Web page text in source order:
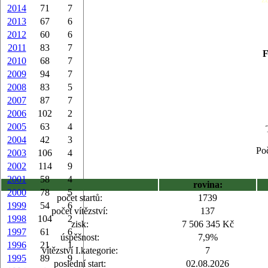
2014
71
7
2013
67
6
2012
60
6
2011
83
7
2010
68
7
2009
94
7
2008
83
5
2007
87
7
2006
102
2
2005
63
4
2004
42
3
2003
106
4
2002
114
9
2001
58
4
2000
78
5
1999
54
6
1998
104
2
1997
61
6
1996
21
1
1995
89
9
rovina:
počet startů:
1739
počet vítězství:
137
zisk:
7 506 345 Kč
úspěšnost:
7,9%
vítězství I.kategorie:
7
poslední start:
02.08.2026